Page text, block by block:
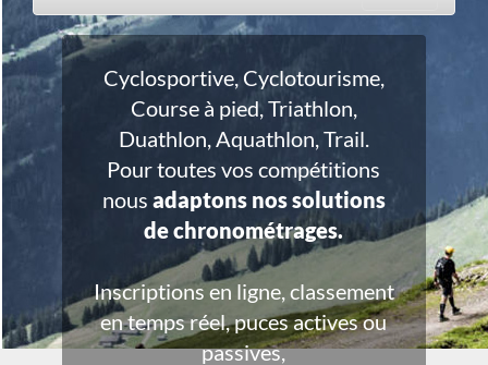
Cyclosportive, Cyclotourisme,
Course à pied, Triathlon,
Duathlon, Aquathlon, Trail.
Pour toutes vos compétitions
nous adaptons nos solutions
de chronométrages.
Inscriptions en ligne, classement
en temps réel, puces actives ou
passives,